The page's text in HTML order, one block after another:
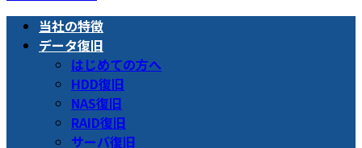
プ
動
当社の特徴
データ復旧
はじめての方へ
HDD復旧
NAS復旧
RAID復旧
サーバ復旧